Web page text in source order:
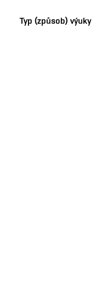
Typ (způsob) výuky